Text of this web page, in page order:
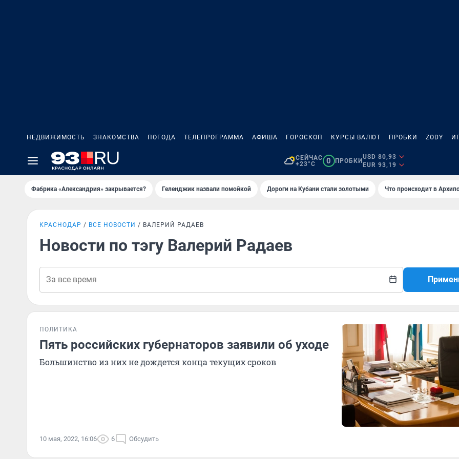
НЕДВИЖИМОСТЬ ЗНАКОМСТВА ПОГОДА ТЕЛЕПРОГРАММА АФИША ГОРОСКОП КУРСЫ ВАЛЮТ ПРОБКИ ZODY
СЕЙЧАС
+23°C
0 ПРОБКИ
USD 80,93
EUR 93,19
Фабрика «Александрия» закрывается? Геленджик назвали помойкой Дороги на Кубани стали золотыми Что происходит в
КРАСНОДАР ВСЕ НОВОСТИ ВАЛЕРИЙ РАДАЕВ
Новости по тэгу Валерий Радаев
ПОЛИТИКА
Пять российских губернаторов заявили об уходе
Большинство из них не дождется конца текущих сроков
10 мая, 2022, 16:06 6 Обсудить